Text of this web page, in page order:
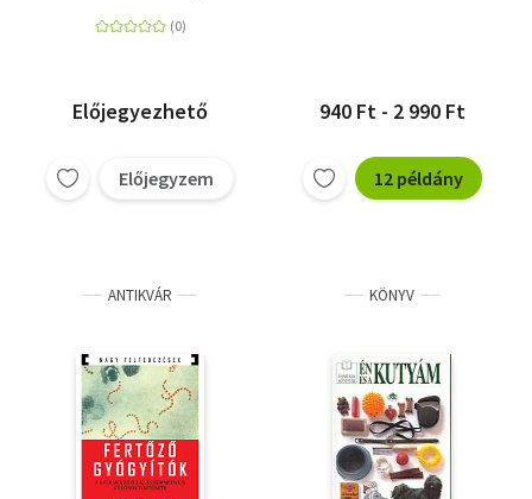
Előjegyezhető
Előjegyzem
940 Ft - 2 990 Ft
12 példány
ANTIKVÁR KÖNYV